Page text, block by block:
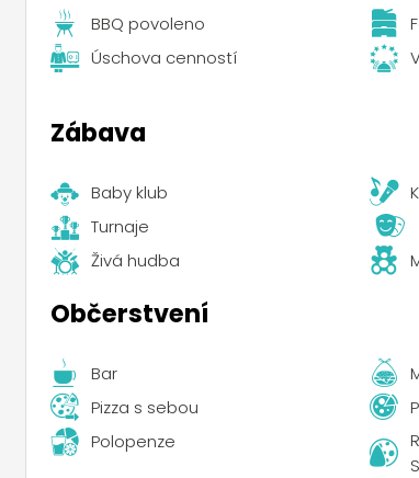
BBQ povoleno
Úschova cenností
Zábava
Baby klub
Turnaje
Živá hudba
Občerstvení
Bar
Pizza s sebou
Polopenze